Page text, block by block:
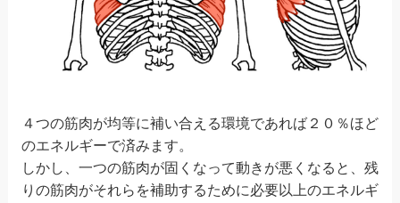
４つの筋肉が均等に補い合える環境であれば２０％ほど
のエネルギーで済みます。
しかし、一つの筋肉が固くなって動きが悪くなると、残
りの筋肉がそれらを補助するために必要以上のエネルギ